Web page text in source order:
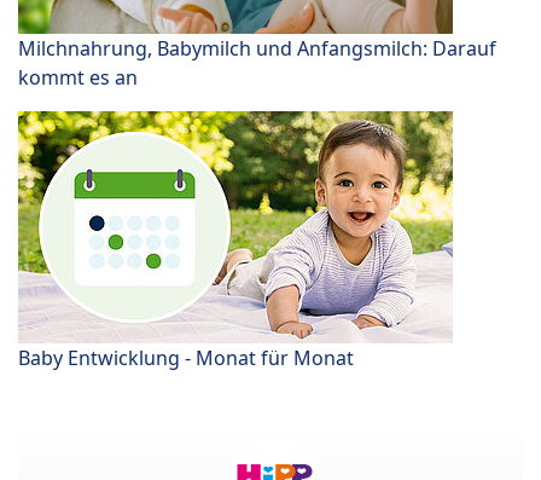
Milchnahrung, Babymilch und Anfangsmilch: Darauf
kommt es an
Baby Entwicklung - Monat für Monat